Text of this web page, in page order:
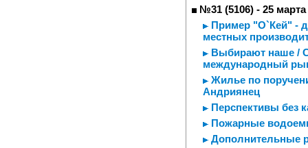
№31 (5106) - 25 марта
Пример "О`Кей" -
местных
Выбирают наше /
международный
Жилье по
Андриянец
Перспективы без
Пожарные
Дополнительные